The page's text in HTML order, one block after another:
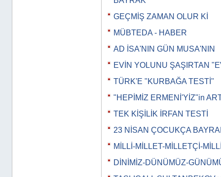
GEÇMİŞ ZAMAN OLUR Kİ
MÜBTEDA - HABER
AD İSA'NIN GÜN MUSA'NIN
EVİN YOLUNU ŞAŞIRTAN
TÜRK'E "KURBAĞA TESTİ"
"HEPİMİZ ERMENİ'YİZ"in
TEK KİŞİLİK İRFAN TESTİ
23 NİSAN ÇOCUKÇA
MİLLİ-MİLLET-MİLLETÇİ-
DİNİMİZ-DÜNÜMÜZ-